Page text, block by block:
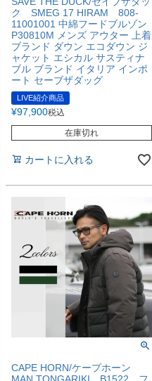
ク SMEG 17 HIRAM 808-
11001001 中綿フードブルゾン
P30810M メンズ アウター 上着
ブランド ダウン エコダウン ジ
ャケット エシカル サスティナ
ブル ブランド イタリア インポ
ート セーブザダッグ
LIVE紹介商品
¥97,900税込
在庫切れ
カートに入れる
CAPE HORN/ケープホーン